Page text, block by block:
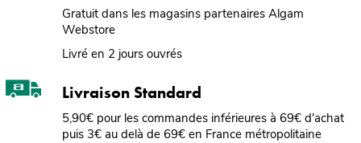
Gratuit dans les magasins partenaires Algam
Webstore
Livré en 2 jours ouvrés
Livraison Standard
5,90€ pour les commandes inférieures à 69€ d'achat
puis 3€ au delà de 69€ en France métropolitaine